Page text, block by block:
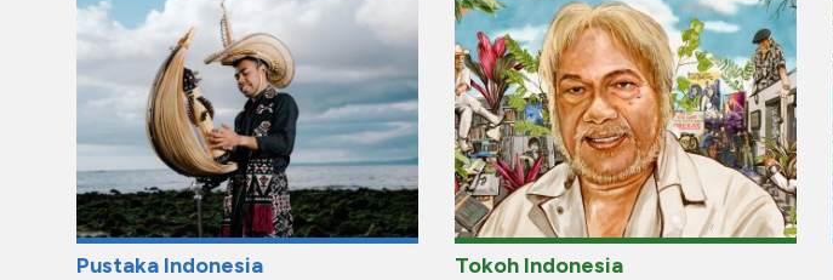
Pustaka Indonesia Tokoh Indonesia